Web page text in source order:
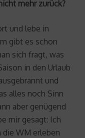
mehr zurück?
und lebe in
gibt es schon
sich fragt, was
in den Urlaub
und
alles noch Sinn
aber genügend
mir gesagt: Ich
WM erleben